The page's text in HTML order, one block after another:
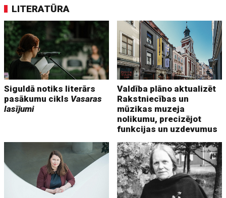
LITERATŪRA
Siguldā notiks literārs
pasākumu cikls Vasaras
lasījumi
Valdība plāno aktualizēt
Rakstniecības un
mūzikas muzeja
nolikumu, precizējot
funkcijas un uzdevumus